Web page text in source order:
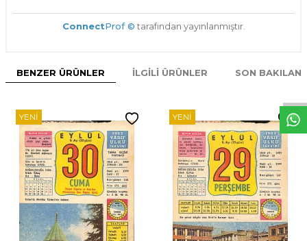
W
h
t
s
p
p
D
e
s
e
H
a
t
t
ConnectProf © tarafından yayınlanmıştır.
BENZER ÜRÜNLER İLGILI ÜRÜNLER SON
YENI YENI